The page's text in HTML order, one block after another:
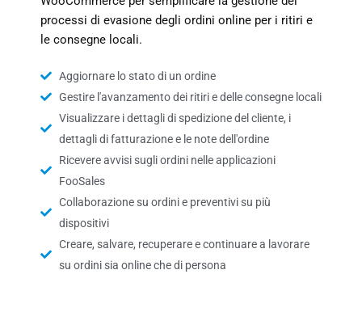
processi di evasione degli ordini online per i ritiri e
le consegne locali.
Aggiornare lo stato di un ordine
Gestire l'avanzamento dei ritiri e delle consegne locali
Visualizzare i dettagli di spedizione del cliente, i
dettagli di fatturazione e le note dell'ordine
Ricevere avvisi sugli ordini nelle applicazioni
FooSales
Collaborazione su ordini e preventivi su più
dispositivi
Creare, salvare, recuperare e continuare a lavorare
su ordini sia online che di persona